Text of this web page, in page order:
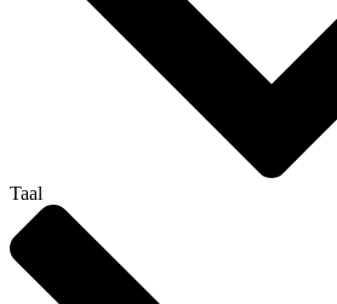
Taal